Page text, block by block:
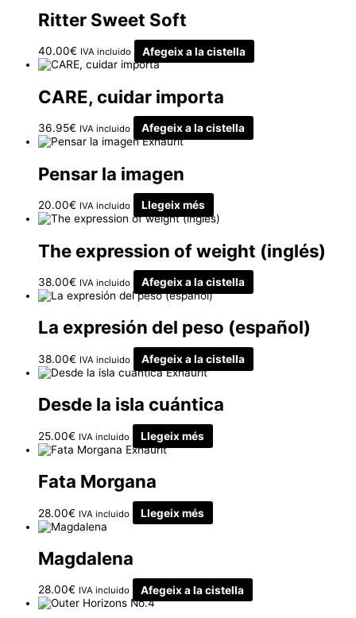
Ritter Sweet Soft
40.00€ IVA incluido Afegeix a la cistella
CARE, cuidar importa
36.95€ IVA incluido
Afegeix a la cistella
Exhaurit
Pensar la imagen
20.00€ IVA incluido Llegeix més
The expression of weight (inglés)
38.00€ IVA incluido Afegeix a la cistella
La expresión del peso (español)
38.00€ IVA incluido
Afegeix a la cistella
Exhaurit
Desde la isla cuántica
25.00€ IVA incluido
Llegeix més
Exhaurit
Fata Morgana
28.00€ IVA incluido Llegeix més
Magdalena
28.00€ IVA incluido Afegeix a la cistella